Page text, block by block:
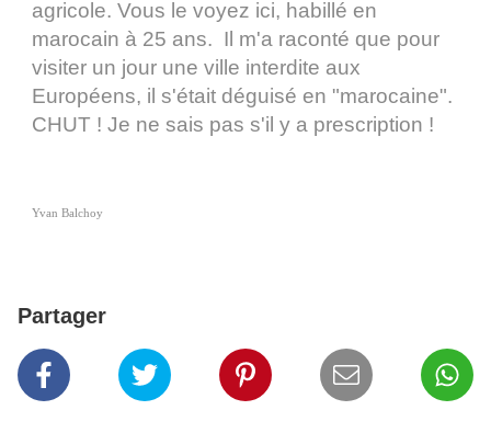
agricole. Vous le voyez ici, habillé en
marocain à 25 ans. Il m'a raconté que pour
visiter un jour une ville interdite aux
Européens, il s'était déguisé en "marocaine".
CHUT ! Je ne sais pas s'il y a prescription !
Yvan Balchoy
Partager